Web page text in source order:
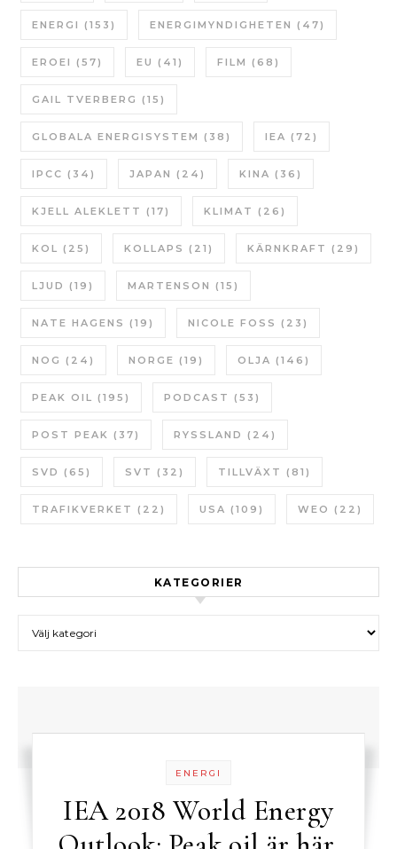
ENERGI (153) ENERGIMYNDIGHETEN (47)
EROEI (57) EU (41) FILM (68)
GAIL TVERBERG (15)
GLOBALA ENERGISYSTEM (38) IEA (72)
IPCC (34) JAPAN (24) KINA (36)
KJELL ALEKLETT (17) KLIMAT (26)
KOL (25) KOLLAPS (21) KÄRNKRAFT (29)
LJUD (19) MARTENSON (15)
NATE HAGENS (19) NICOLE FOSS (23)
NOG (24) NORGE (19) OLJA (146)
PEAK OIL (195) PODCAST (53)
POST PEAK (37) RYSSLAND (24)
SVD (65) SVT (32) TILLVÄXT (81)
TRAFIKVERKET (22) USA (109) WEO (22)
KATEGORIER
ENERGI
IEA 2018 World Energy